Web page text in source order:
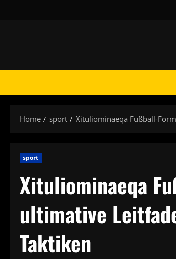
Home sport Xituliominaeqa Fußball-
sport
Xituliominaeqa
ultimative
Taktiken